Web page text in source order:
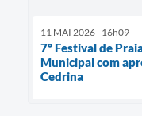
11 MAI 2026 - 16h09
7º Festival de
Municipal com
Cedrina